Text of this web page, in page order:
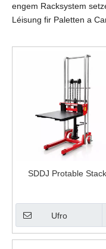
engem Racksystem
Léisung fir Paletten a
SDDJ Protable
Ufro